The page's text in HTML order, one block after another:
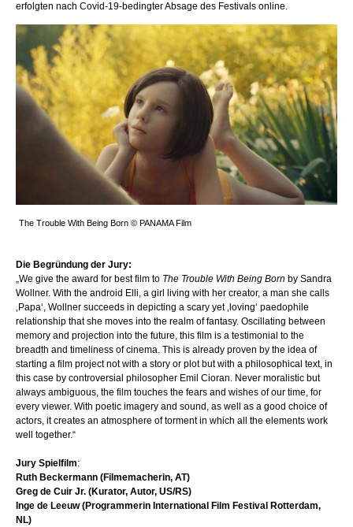
erfolgten nach Covid-19-bedingter Absage des Festivals online.
The Trouble With Being Born © PANAMA Film
Die Begründung der Jury:
„We give the award for best film to The Trouble With Being Born by Sandra
Wollner. With the android Elli, a girl living with her creator, a man she calls
‚Papa‘, Wollner succeeds in depicting a scary yet ‚loving‘ paedophile
relationship that she moves into the realm of fantasy. Oscillating between
memory and projection into the future, this film is a testimonial to the
breadth and timeliness of cinema. This is already proven by the idea of
starting a film project not with a story or plot but with a philosophical text, in
this case by controversial philosopher Emil Cioran. Never moralistic but
always ambiguous, the film touches the fears and wishes of our time, for
every viewer. With poetic imagery and sound, as well as a good choice of
actors, it creates an atmosphere of torment in which all the elements work
well together.“
Jury Spielfilm:
Ruth Beckermann (Filmemacherin, AT)
Greg de Cuir Jr. (Kurator, Autor, US/RS)
Inge de Leeuw (Programmerin International Film Festival Rotterdam,
NL)